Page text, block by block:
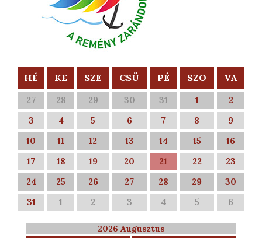
HÉ KE SZE CSÜ PÉ SZO VA
27 28 29 30 31 1
2
3
4 5 6 7 8
9
10
11 12 13 14 15
16
17
18 19 20 21 22
23
24
25 26 27 28 29
30
31
1 2 3 4 5 6
2026 Augusztus